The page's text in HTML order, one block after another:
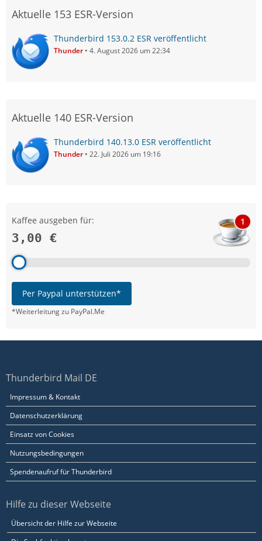
Aktuelle 153 ESR-Version
Thunderbird 153.0.2 ESR veröffentlicht
Thunder 4. August 2026 um 22:34
Aktuelle 140 ESR-Version
Thunderbird 140.13.0 ESR veröffentlicht
Thunder 22. Juli 2026 um 19:16
Kaffee ausgeben für:
3,00 €
1
Per Paypal unterstützen*
*Weiterleitung zu PayPal.Me
Thunderbird Mail DE
Impressum & Kontakt
Datenschutzerklärung
Einsatz von Cookies
Nutzungsbedingungen
Spendenaufruf für Thunderbird
Hilfe zu dieser Webseite
Übersicht der Hilfe zur Webseite